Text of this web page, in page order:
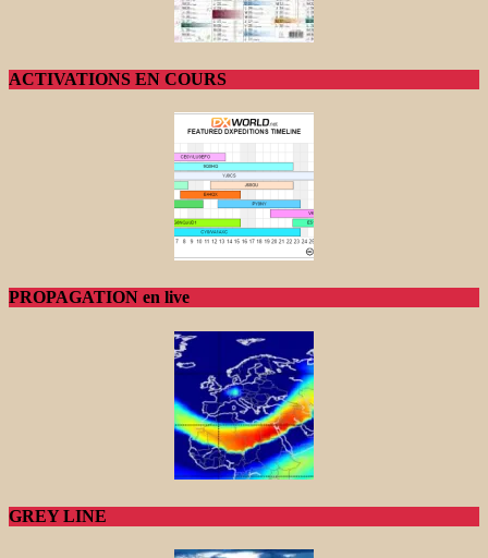
ACTIVATIONS EN COURS
PROPAGATION en live
GREY LINE